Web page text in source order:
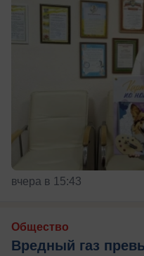
вчера в 15:43
Общество
Вредный газ